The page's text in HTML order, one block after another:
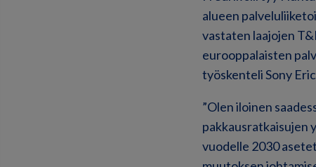
alueen
vastaten laajojen
eurooppalaisten
työskenteli Sony
”Olen iloinen
pakkausratkaisujen
vuodelle 2030